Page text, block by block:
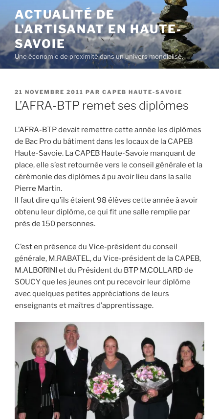
contenu
principal
ACTUALITÉ DE
L'ARTISANAT EN HAUTE-
SAVOIE
Une économie de proximité dans un univers mondialisé.
PUBLIÉ
LE
21 NOVEMBRE 2011 PAR CAPEB HAUTE-SAVOIE
L’AFRA-BTP remet ses diplômes
L’AFRA-BTP devait remettre cette année les diplômes
de Bac Pro du bâtiment dans les locaux de la CAPEB
Haute-Savoie. La CAPEB Haute-Savoie manquant de
place, elle s’est retournée vers le conseil générale et la
cérémonie des diplômes à pu avoir lieu dans la salle
Pierre Martin.
Il faut dire qu’ils étaient 98 élèves cette année à avoir
obtenu leur diplôme, ce qui fit une salle remplie par
près de 150 personnes.
C’est en présence du Vice-président du conseil
générale, M.RABATEL, du Vice-président de la CAPEB,
M.ALBORINI et du Président du BTP M.COLLARD de
SOUCY que les jeunes ont pu recevoir leur diplôme
avec quelques petites appréciations de leurs
enseignants et maîtres d’apprentissage.